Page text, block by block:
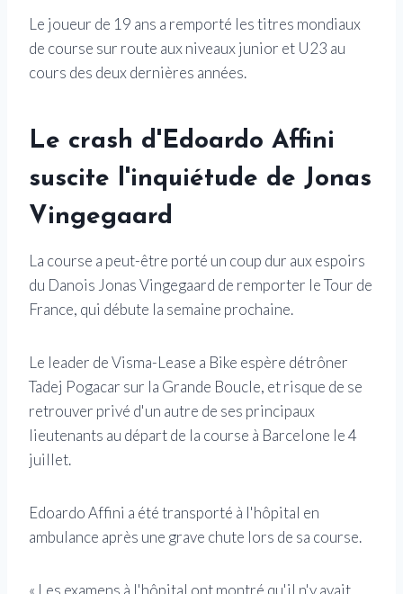
Le joueur de 19 ans a remporté les titres mondiaux
de course sur route aux niveaux junior et U23 au
cours des deux dernières années.
Le crash d'Edoardo Affini
suscite l'inquiétude de Jonas
Vingegaard
La course a peut-être porté un coup dur aux espoirs
du Danois Jonas Vingegaard de remporter le Tour de
France, qui débute la semaine prochaine.
Le leader de Visma-Lease a Bike espère détrôner
Tadej Pogacar sur la Grande Boucle, et risque de se
retrouver privé d'un autre de ses principaux
lieutenants au départ de la course à Barcelone le 4
juillet.
Edoardo Affini a été transporté à l'hôpital en
ambulance après une grave chute lors de sa course.
« Les examens à l'hôpital ont montré qu'il n'y avait